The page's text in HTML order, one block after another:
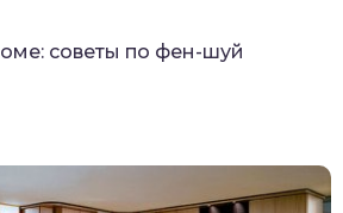
советы по фен-шуй